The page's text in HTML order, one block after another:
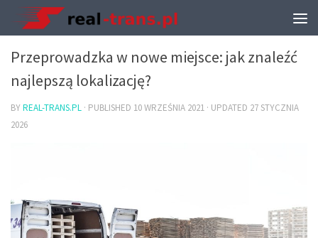
TRANSPORT I PRZEPROWADZKI
Przeprowadzka w nowe miejsce: jak znaleźć
najlepszą lokalizację?
BYREAL-TRANS.PL · PUBLISHED 10 WRZEŚNIA 2021 · UPDATED 27 STYCZNIA
2026